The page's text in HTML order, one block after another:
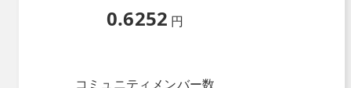
0.6252 円
コミュニティメンバー数